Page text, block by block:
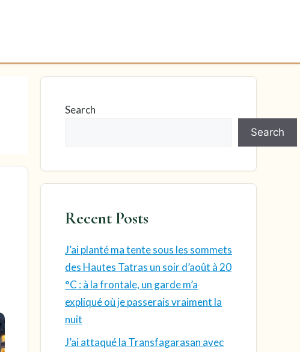
Search
Search
Recent Posts
J’ai planté ma tente sous les sommets
des Hautes Tatras un soir d’août à 20
°C : à la frontale, un garde m’a
expliqué où je passerais vraiment la
nuit
J’ai attaqué la Transfagarasan avec